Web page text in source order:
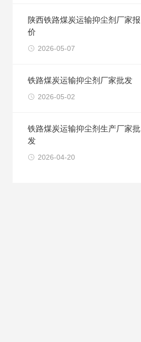
陕西铁路煤炭运输抑尘剂厂家报
价
2026-05-07
铁路煤炭运输抑尘剂厂家批发
2026-05-02
铁路煤炭运输抑尘剂生产厂家批
发
2026-04-20